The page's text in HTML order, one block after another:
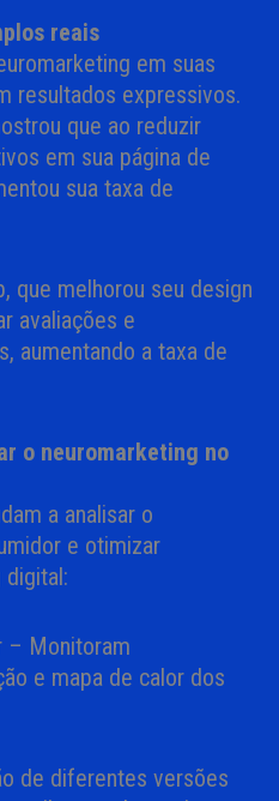
reais
em suas
resultados expressivos.
que ao reduzir
em sua página de
sua taxa de
que melhorou seu design
avaliações e
aumentando a taxa de
o neuromarketing no
a analisar o
e otimizar
– Monitoram
e mapa de calor dos
de diferentes versões